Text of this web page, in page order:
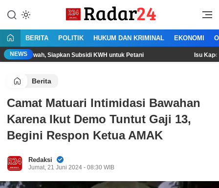
konten
Radar24.co.id
Jujur Lantang Bersuara
BERITA POLITIK HUKUM DAN KRIMINAL EKONOMI
NEWS
Siapkan Subsidi KWH untuk Petani Isu Kapolri akan
Berita
Camat Matuari Intimidasi Bawahan
Karena Ikut Demo Tuntut Gaji 13,
Begini Respon Ketua AMAK
Redaksi
Jumat, 21 Juni 2024 - 08:30 WIB